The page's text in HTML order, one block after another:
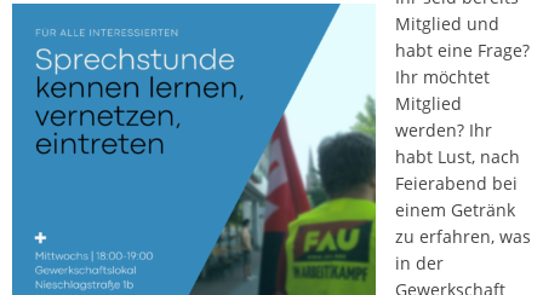
Mitglied und
habt eine Frage?
Ihr möchtet
Mitglied
werden? Ihr
habt Lust, nach
Feierabend bei
einem Getränk
zu erfahren, was
in der
Gewerkschaft